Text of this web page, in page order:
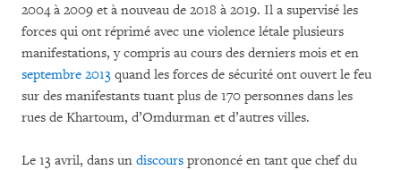
2004 à 2009 et à nouveau de 2018 à 2019. Il a supervisé les
forces qui ont réprimé avec une violence létale plusieurs
manifestations, y compris au cours des derniers mois et en
septembre 2013 quand les forces de sécurité ont ouvert le feu
sur des manifestants tuant plus de 170 personnes dans les
rues de Khartoum, d’Omdurman et d’autres villes.
Le 13 avril, dans un discours prononcé en tant que chef du